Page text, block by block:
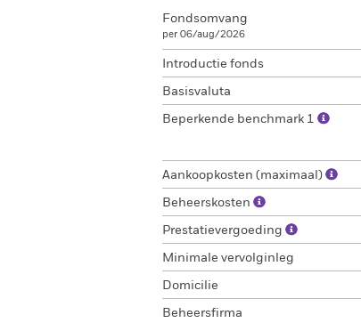
Fondsomvang
per 06/aug/2026
Introductie fonds
Basisvaluta
Beperkende benchmark 1
Aankoopkosten (maximaal)
Beheerskosten
Prestatievergoeding
Minimale vervolginleg
Domicilie
Beheersfirma